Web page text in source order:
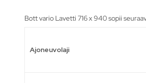
Bott vario Lavetti 716 x 940 sopii
Ajoneuvolaji